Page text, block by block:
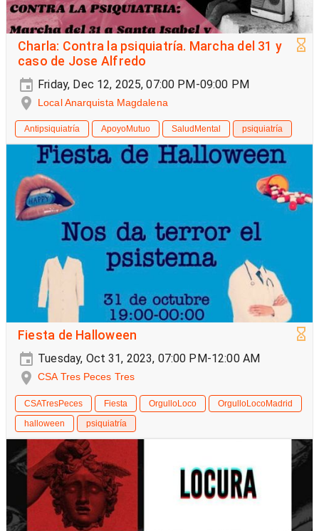
Charla: Contra la psiquiatría. Marcha del 31 y
caso de Jose Alfredo
Friday, Dec 12, 2025, 07:00 PM-09:00 PM
Local Anarquista Magdalena
Antipsiquiatría ApoyoMutuo SaludMental psiquiatría
Fiesta de Halloween
Tuesday, Oct 31, 2023, 07:00 PM-12:00 AM
CSA Tres Peces Tres
CSATresPeces Fiesta OrgulloLoco
OrgulloLocoMadrid
halloween
psiquiatría